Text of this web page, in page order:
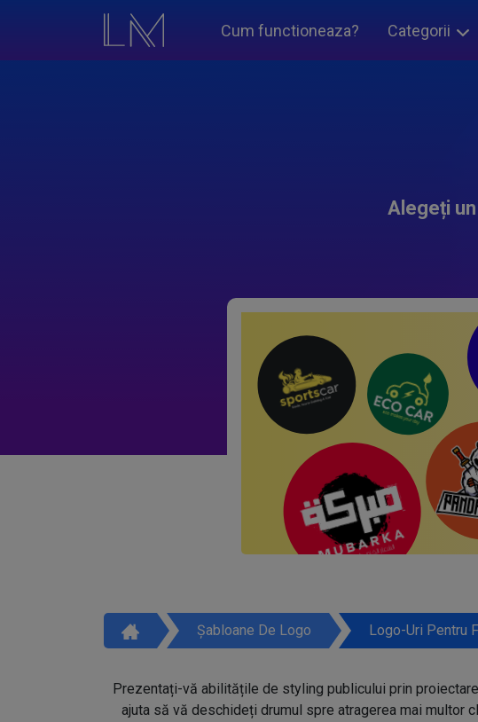
Cum functioneaza? Categorii
Alegeți
Șabloane De Logo Logo-Uri Pentru
Prezentați-vă abilitățile de styling publicului prin
ajuta să vă deschideți drumul spre atragerea mai multor